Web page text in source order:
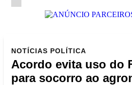
NOTÍCIAS POLÍTICA
Acordo evita uso do
para socorro ao